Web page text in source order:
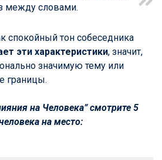
между словами.
спокойный тон собеседника
эти характеристики, значит,
значимую тему или
границы.
на Человека” смотрите 5
на место: